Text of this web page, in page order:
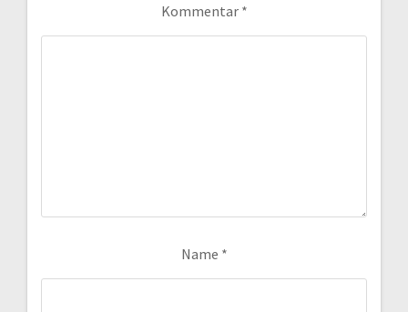
Kommentar *
Name *